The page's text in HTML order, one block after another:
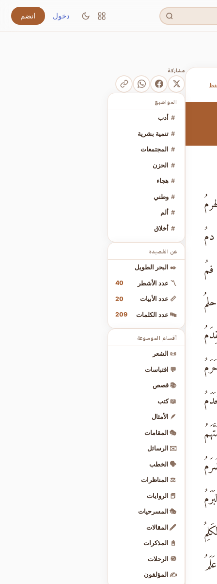
دخول انضم
مشاركة
المواضيع
# أدب
# تنمية بشرية
# المجتمعات
# الحزن
# هجاء
# وطني
# ألم
# أخلاق
عن القصيدة
✒️ البحر الطويل
〽️ عدد الأشطر 40
📏 عدد الأبيات 20
🔤 عدد الكلمات 209
أقسام الموسوعة
📜 الشعر
💬 اقتباسات
📚 قصص
📖 كتب
🪶 الأمثال
🎭 المقامات
✉️ الرسائل
🗣️ الخطب
⚖️ المناظرات
📕 الروايات
🎭 المسرحيات
🖋️ المقالات
📓 المذكرات
🧭 الرحلات
✍️ المؤلفون